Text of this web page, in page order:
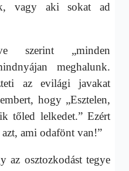
vagy aki sokat ad
szerint „minden
meghalunk.
az evilági javakat
hogy „Esztelen,
tőled lelkedet.” Ezért
azt, ami odafönt van!”
az osztozkodást tegye